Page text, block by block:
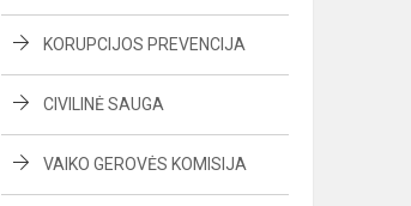
KORUPCIJOS PREVENCIJA
CIVILINĖ SAUGA
VAIKO GEROVĖS KOMISIJA